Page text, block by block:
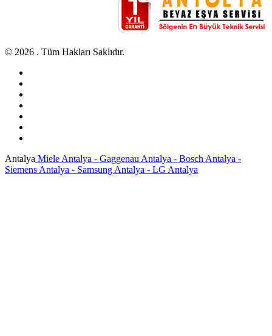
© 2026 . Tüm Hakları Saklıdır.
Antalya Miele Antalya - Gaggenau Antalya - Bosch Antalya -
Siemens Antalya - Samsung Antalya - LG Antalya